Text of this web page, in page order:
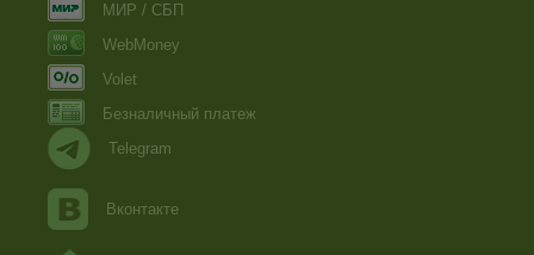
МИР / СБП
WebMoney
Volet
Безналичный платеж
Telegram
Вконтакте